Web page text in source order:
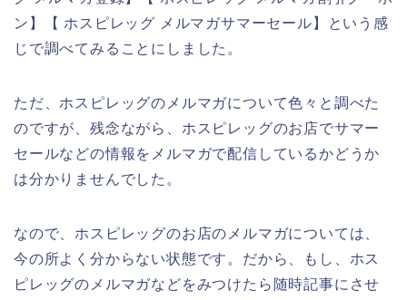
ン】【 ホスピレッグ メルマガサマーセール】という感
じで調べてみることにしました。
ただ、ホスピレッグのメルマガについて色々と調べた
のですが、残念ながら、ホスピレッグのお店でサマー
セールなどの情報をメルマガで配信しているかどうか
は分かりませんでした。
なので、ホスピレッグのお店のメルマガについては、
今の所よく分からない状態です。だから、もし、ホス
ピレッグのメルマガなどをみつけたら随時記事にさせ